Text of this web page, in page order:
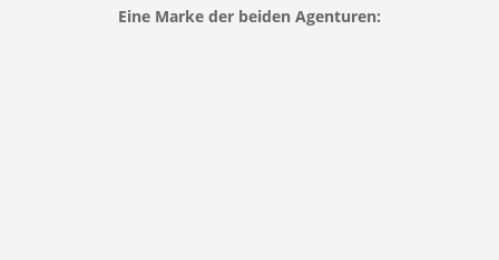
Eine Marke der beiden Agenturen: